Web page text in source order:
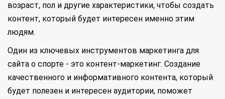
возраст, пол и другие характеристики, чтобы создать
контент, который будет интересен именно этим
людям.
Один из ключевых инструментов маркетинга для
сайта о спорте - это контент-маркетинг. Создание
качественного и информативного контента, который
будет полезен и интересен аудитории, поможет